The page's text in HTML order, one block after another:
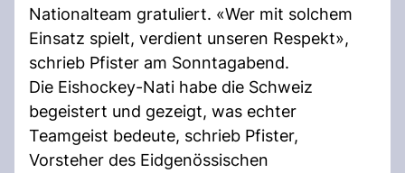
Nationalteam gratuliert. «Wer mit solchem
Einsatz spielt, verdient unseren Respekt»,
schrieb Pfister am Sonntagabend.
Die Eishockey-Nati habe die Schweiz
begeistert und gezeigt, was echter
Teamgeist bedeute, schrieb Pfister,
Vorsteher des Eidgenössischen